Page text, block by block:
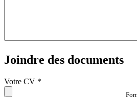
Joindre des documents
Votre CV *